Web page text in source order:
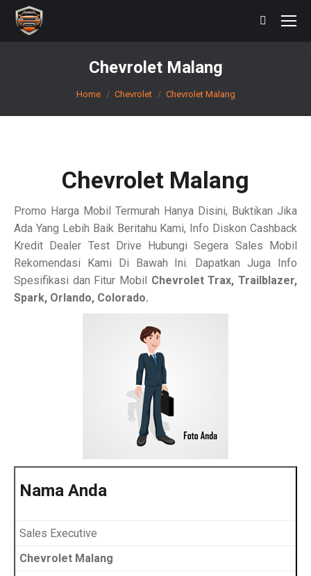
Search:
Chevrolet Malang
You are here:
Home Chevrolet Chevrolet Malang
Chevrolet Malang
Promo Harga Mobil Termurah Hanya Disini, Buktikan Jika
Ada Yang Lebih Baik Beritahu Kami, Info Diskon Cashback
Kredit Dealer Test Drive Hubungi Segera Sales Mobil
Rekomendasi Kami Di Bawah Ini. Dapatkan Juga Info
Spesifikasi dan Fitur Mobil Chevrolet Trax, Trailblazer,
Spark, Orlando, Colorado.
Nama Anda
Sales Executive
Chevrolet Malang